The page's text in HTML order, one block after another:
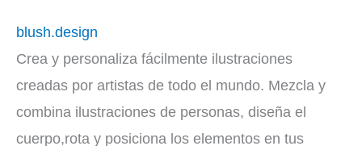
blush.design
Crea y personaliza fácilmente ilustraciones
creadas por artistas de todo el mundo. Mezcla y
combina ilustraciones de personas, diseña el
cuerpo,rota y posiciona los elementos en tus